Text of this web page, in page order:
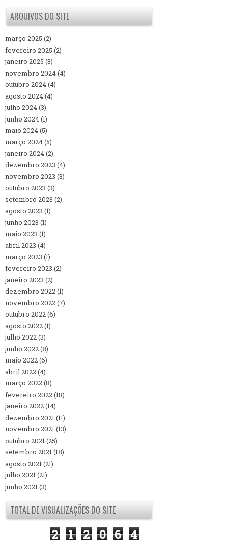
ARQUIVOS DO SITE
março 2025 (2)
fevereiro 2025 (2)
janeiro 2025 (3)
novembro 2024(4)
outubro 2024(4)
agosto 2024(4)
julho 2024(3)
junho 2024(1)
maio 2024(5)
março 2024(5)
janeiro 2024(2)
dezembro 2023 (4)
novembro 2023 (3)
outubro 2023 (3)
setembro 2023 (2)
agosto 2023 (1)
junho 2023 (1)
maio 2023 (1)
abril 2023 (4)
março 2023 (1)
fevereiro 2023 (2)
janeiro 2023 (2)
dezembro 2022(1)
novembro 2022(7)
outubro 2022(6)
agosto 2022(1)
julho 2022(3)
junho 2022(8)
maio 2022(6)
abril 2022(4)
março 2022(8)
fevereiro 2022(18)
janeiro 2022(14)
dezembro 2021(11)
novembro 2021(13)
outubro 2021(25)
setembro 2021(18)
agosto 2021(21)
julho 2021(21)
junho 2021(3)
TOTAL DE VISUALIZAÇÕES DO SITE
2 1 2 0 6 4